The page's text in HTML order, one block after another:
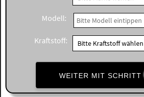
Modell:
Kraftstoff:
WEITER MIT SCHRITT